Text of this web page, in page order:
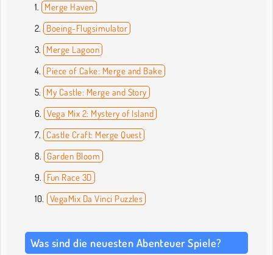
Merge Haven
Boeing-Flugsimulator
Merge Lagoon
Piece of Cake: Merge and Bake
My Castle: Merge and Story
Vega Mix 2: Mystery of Island
Castle Craft: Merge Quest
Garden Bloom
Fun Race 3D
VegaMix Da Vinci Puzzles
Was sind die neuesten Abenteuer Spiele?